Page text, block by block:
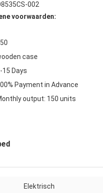
002
voorwaarden:
case
15 Days
Payment in Advance
output: 150 units
Elektrisch